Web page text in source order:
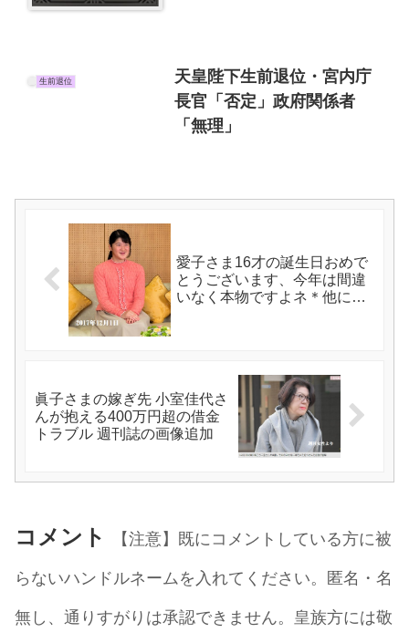
生前退位
天皇陛下生前退位・宮内庁
長官「否定」政府関係者
「無理」
愛子さま16才の誕生日おめで
とうございます、今年は間違
いなく本物ですよネ＊他に雅
眞子さまの嫁ぎ先 小室佳代さ
んが抱える400万円超の借金
トラブル 週刊誌の画像追加
コメント
【注意】既にコメントしている方に被
らないハンドルネームを入れてください。匿名・名
無し、通りすがりは承認できません。皇族方には敬